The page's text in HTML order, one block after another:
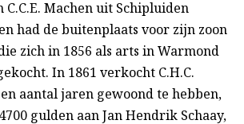
C.C.E. Machen uit Schipluiden
had de buitenplaats voor zijn zoon
zich in 1856 als arts in Warmond
In 1861 verkocht C.H.C.
aantal jaren gewoond te hebben,
gulden aan Jan Hendrik Schaay,